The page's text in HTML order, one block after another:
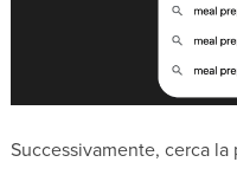
Successivamente, cerca